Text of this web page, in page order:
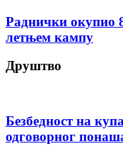
Раднички окупио
летњем кампу
Друштво
Безбедност на
одговорног